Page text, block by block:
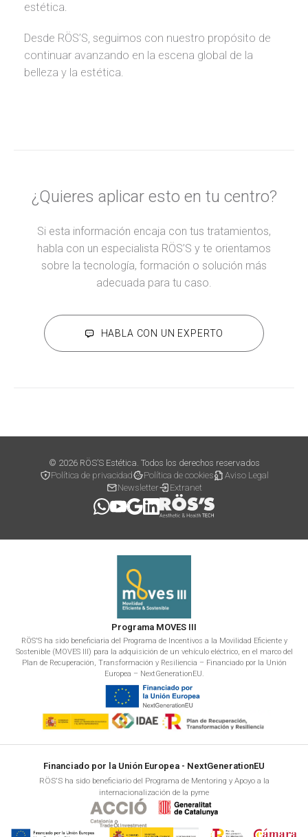
estética.
Desde RÖS’S, seguimos con nuestro propósito de
continuar avanzando en la escena global de la
belleza y la estética.
¿Quieres aplicar esto en tu centro?
Si esta información encaja con tus tratamientos,
habla con un especialista RÖS’S y te orientamos
sobre la tecnología, formación o solución más
adecuada para tu caso.
HABLA CON UN EXPERTO
© 2026 RÖS’S Estética. Todos los derechos reservados
Política de privacidad
Política de cookies
Aviso Legal
Newsletter
Extranet
Programa MOVES III
RÖS'S ha sido beneficiaria del Programa de Incentivos a la Movilidad Eficiente y
Sostenible (MOVES III) para la adquisición de un vehículo eléctrico, en el marco del
Plan de Recuperación, Transformación y Resiliencia – Financiado por la Unión
Europea – NextGenerationEU.
Financiado por la Unión Europea - NextGenerationEU
RÖS'S ha sido beneficiario del Programa de Mentoring y Apoyo a la
internacionalización de la pyme